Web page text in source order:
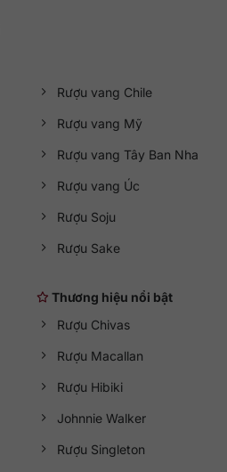
Rượu vang Chile
Rượu vang Mỹ
Rượu vang Tây Ban Nha
Rượu vang Úc
Rượu Soju
Rượu Sake
Thương hiệu nổi bật
Rượu Chivas
Rượu Macallan
Rượu Hibiki
Johnnie Walker
Rượu Singleton